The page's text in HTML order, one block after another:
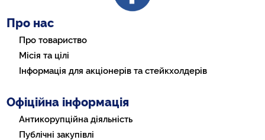
Про нас
Про товариство
Місія та цілі
Інформація для акціонерів та стейкхолдерів
Офіційна інформація
Антикорупційна діяльність
Публічні закупівлі